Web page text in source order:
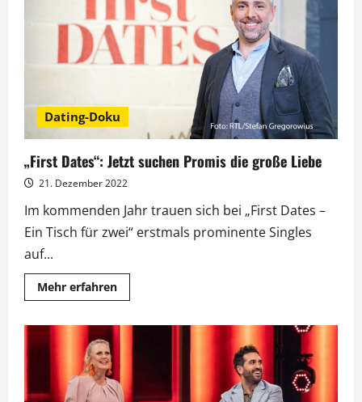
startet
am
6.
Februar
Dating-Doku
„First Dates“: Jetzt suchen Promis die große Liebe
21. Dezember 2022
Im kommenden Jahr trauen sich bei „First Dates –
Ein Tisch für zwei“ erstmals prominente Singles
auf...
Mehr erfahrenMehr
Informationen
Promis
die
große